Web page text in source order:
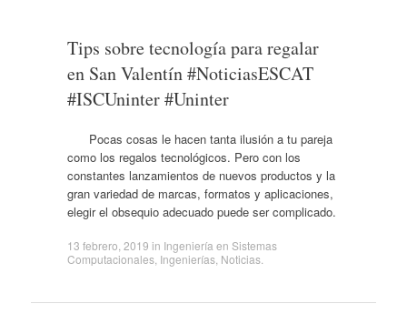
Tips sobre tecnología para regalar
en San Valentín #NoticiasESCAT
#ISCUninter #Uninter
Pocas cosas le hacen tanta ilusión a tu pareja
como los regalos tecnológicos. Pero con los
constantes lanzamientos de nuevos productos y la
gran variedad de marcas, formatos y aplicaciones,
elegir el obsequio adecuado puede ser complicado.
13 febrero, 2019 in Ingeniería en Sistemas
Computacionales, Ingenierías, Noticias.